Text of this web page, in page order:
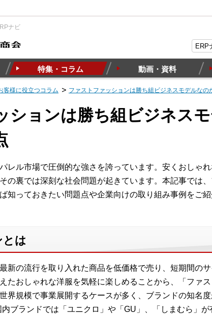
ナビ
特集・コラム 動画・資料
客様に役立つコラム ファストファッションは勝ち組ビジネスモデルなの
ションは勝ち組ビジネス
レル市場で圧倒的な強さを誇っています。安くおしゃ
の裏では深刻な社会問題が起きています。本記事では
知っておきたい問題点や企業向けの取り組み事例をご紹
とは
新の流行を取り入れた商品を低価格で売り、短期間の
たおしゃれな洋服を気軽に楽しめることから、「ファ
界規模で事業展開するケースが多く、ブランドの知名
ブランドでは「ユニクロ」や「GU」、「しまむら」